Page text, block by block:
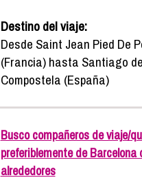
Destino del viaje:
Desde Saint Jean Pied De
(Francia) hasta Santiago de
Compostela (España)
Busco compañeros de viaje/
preferiblemente de Barcelona
alrededores